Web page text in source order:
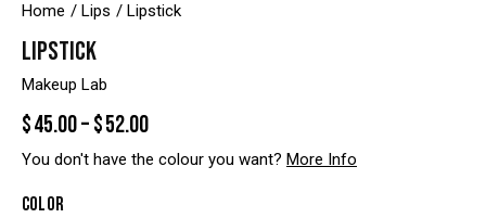
Home Lips Lipstick
LIPSTICK
Makeup Lab
$45.00–$52.00
You don't have the colour you want? More Info
Color